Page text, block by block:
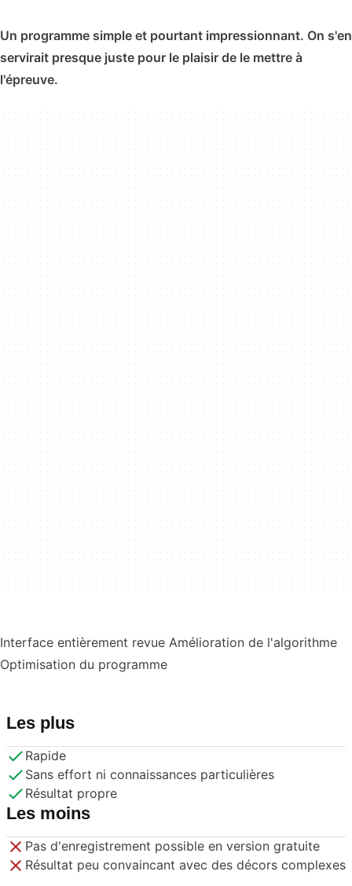
Un programme simple et pourtant impressionnant. On s'en
servirait presque juste pour le plaisir de le mettre à
l'épreuve.
Interface entièrement revue Amélioration de l'algorithme
Optimisation du programme
Les plus
Rapide
Sans effort ni connaissances particulières
Résultat propre
Les moins
Pas d'enregistrement possible en version gratuite
Résultat peu convaincant avec des décors complexes